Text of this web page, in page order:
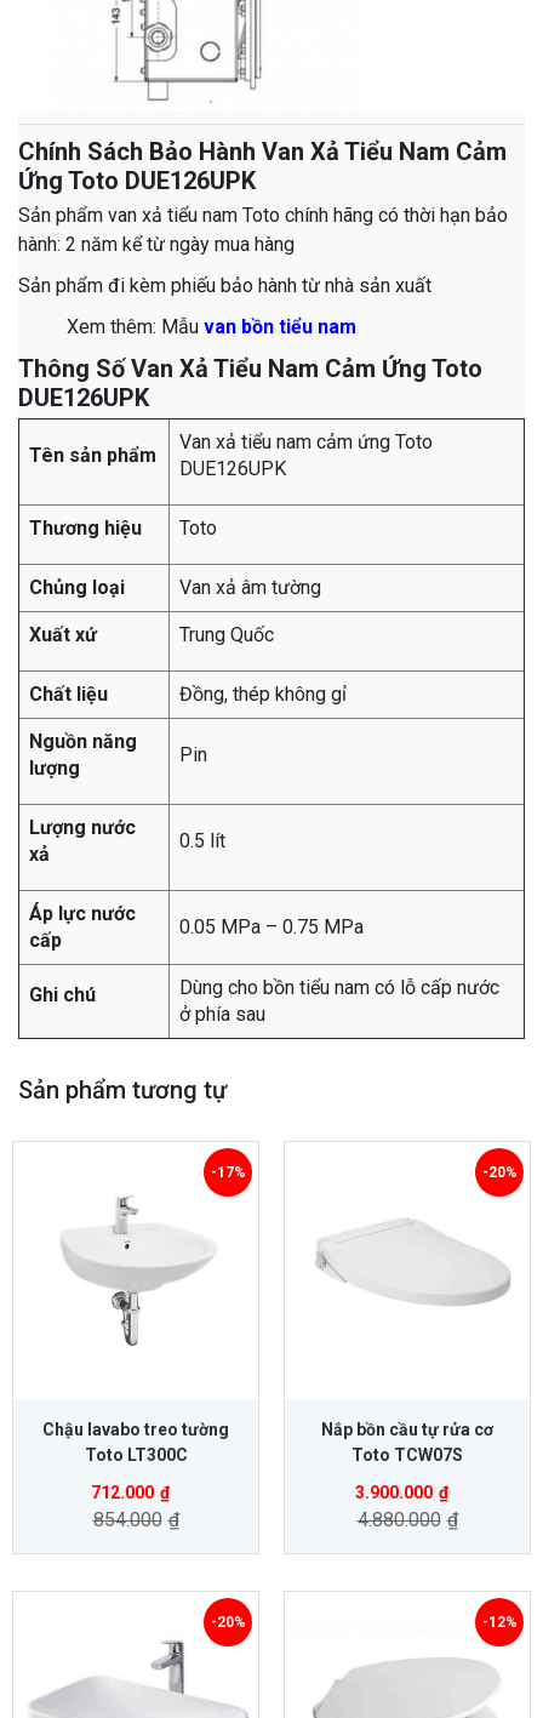
Chính Sách Bảo Hành Van Xả Tiểu Nam Cảm
Ứng Toto DUE126UPK
Sản phẩm van xả tiểu nam Toto chính hãng có thời hạn bảo
hành: 2 năm kể từ ngày mua hàng
Sản phẩm đi kèm phiếu bảo hành từ nhà sản xuất
​​​​​​​​​​​​​​​​​​​​​Xem thêm: Mẫu van bồn tiểu nam
Thông Số Van Xả Tiểu Nam Cảm Ứng Toto
DUE126UPK
Tên sản phẩm
Van xả tiểu nam cảm ứng Toto
DUE126UPK
Thương hiệu Toto
Chủng loại Van xả âm tường
Xuất xứ Trung Quốc
Chất liệu Đồng, thép không gỉ
Nguồn năng
lượng
Pin
Lượng nước
xả
0.5 lít
Áp lực nước
cấp
0.05 MPa – 0.75 MPa
Ghi chú
Dùng cho bồn tiểu nam có lỗ cấp nước
ở phía sau
Sản phẩm tương tự
Chậu lavabo treo tường
Toto LT300C
712.000 ₫
854.000 ₫
-17%
Nắp bồn cầu tự rửa cơ
Toto TCW07S
3.900.000 ₫
4.880.000 ₫
-20%
-20% -12%